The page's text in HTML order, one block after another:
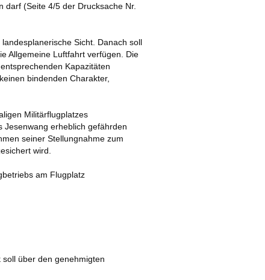
(Seite 4/5 der Drucksache Nr.
Sicht. Danach soll
Allgemeine Luftfahrt verfügen. Die
Kapazitäten
bindenden Charakter,
Militärflugplatzes
Jesenwang erheblich gefährden
seiner Stellungnahme zum
wird.
am Flugplatz
über den genehmigten